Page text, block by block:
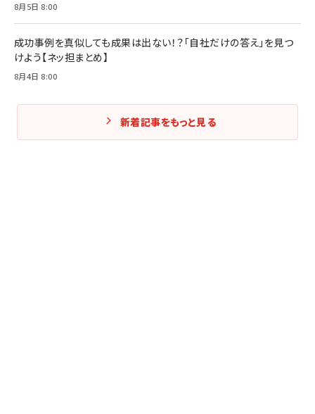
8月5日 8:00
成功事例を真似しても成果は出ない！？「自社だけの答え」を見つ
けよう【ネッ担まとめ】
8月4日 8:00
新着記事をもっと見る